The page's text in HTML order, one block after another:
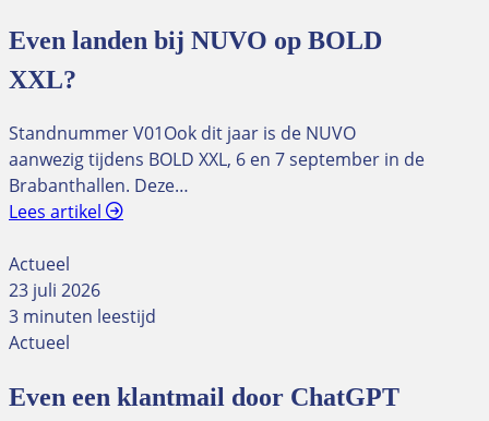
Even landen bij NUVO op BOLD
XXL?
Standnummer V01Ook dit jaar is de NUVO
aanwezig tijdens BOLD XXL, 6 en 7 september in de
Brabanthallen. Deze…
Lees artikel
Actueel
23 juli 2026
3 minuten leestijd
Actueel
Even een klantmail door ChatGPT